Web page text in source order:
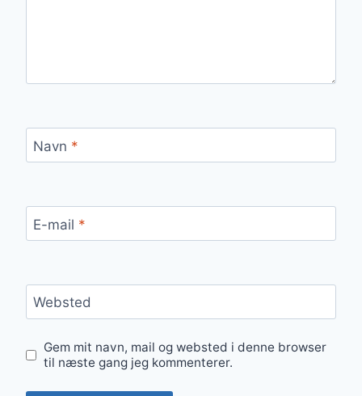
Navn *
E-mail *
Websted
Gem mit navn, mail og websted i denne browser
til næste gang jeg kommenterer.